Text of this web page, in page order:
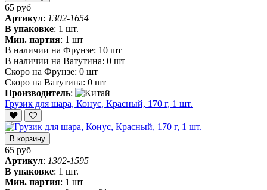
65 руб
Артикул: 1302-1654
В упаковке: 1 шт.
Мин. партия: 1 шт
В наличии на Фрунзе: 10 шт
В наличии на Ватутина: 0 шт
Скоро на Фрунзе: 0 шт
Скоро на Ватутина: 0 шт
Производитель:
Грузик для шара, Конус, Красный, 170 г, 1 шт.
В корзину
65 руб
Артикул: 1302-1595
В упаковке: 1 шт.
Мин. партия: 1 шт